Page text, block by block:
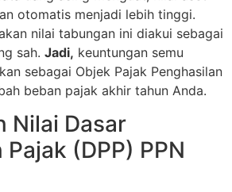
otomatis menjadi lebih tinggi.
nilai tabungan ini diakui sebagai
sah. Jadi, keuntungan semu
sebagai Objek Pajak Penghasilan
beban pajak akhir tahun Anda.
Nilai Dasar
(DPP) PPN